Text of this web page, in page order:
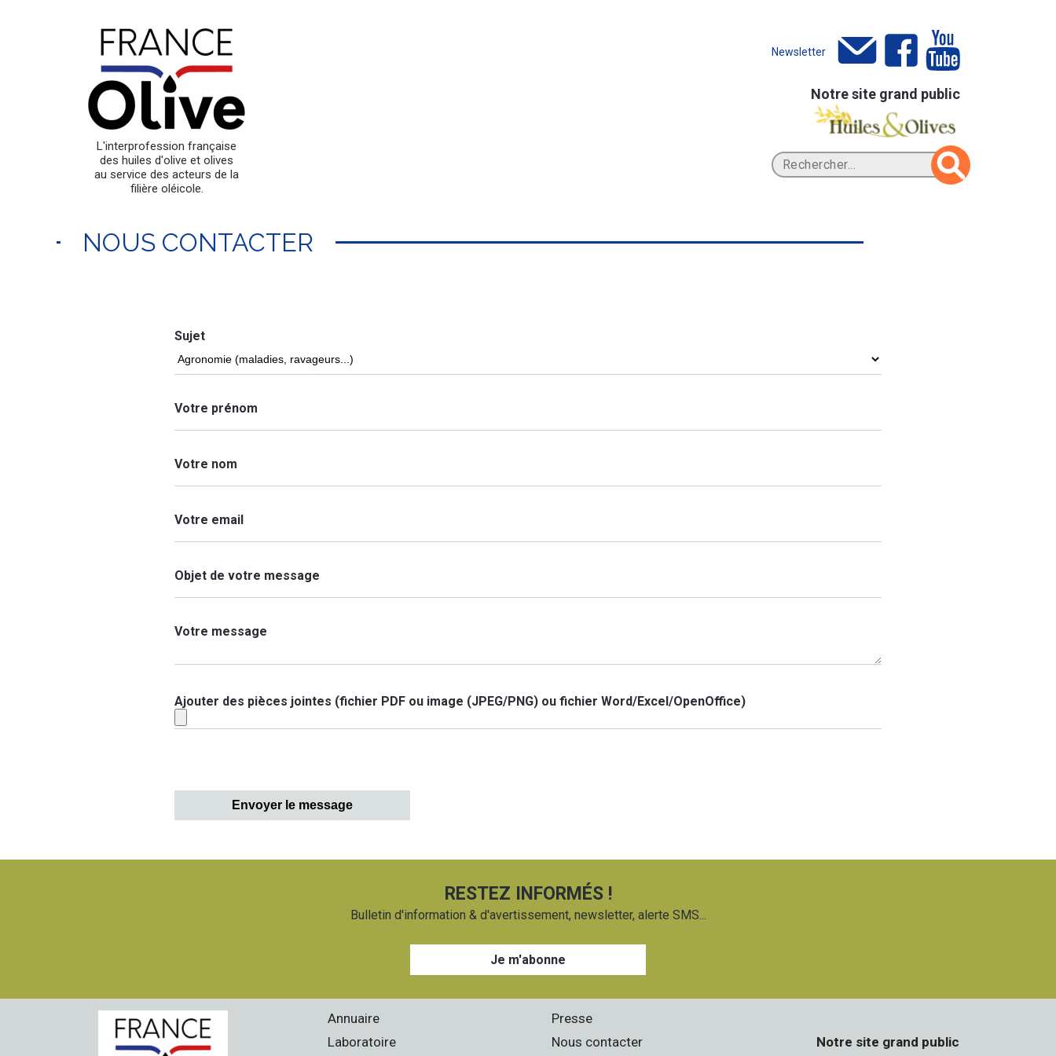
L'interprofession française
des huiles d'olive et olives
au service des acteurs de la
filière oléicole.
Newsletter
Notre site grand public
NOUS CONTACTER
Sujet
Votre prénom
Votre nom
Votre email
Objet de votre message
Votre message
Ajouter des pièces jointes (fichier PDF ou image (JPEG/PNG) ou fichier Word/Excel/OpenOffice)
Envoyer le message
RESTEZ INFORMÉS !
Bulletin d'information & d'avertissement, newsletter, alerte SMS...
Je m'abonne
Annuaire
Laboratoire
Presse
Nous contacter
Notre site grand public